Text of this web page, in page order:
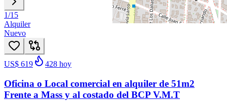
1/15
Alquiler
Nuevo
US$ 619 428 hoy
Oficina o Local comercial en alquiler de 51m2
Frente a Mass y al costado del BCP V.M.T